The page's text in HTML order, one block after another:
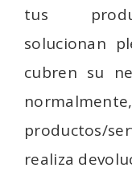
tus
solucionan
cubren su
productos/
realiza